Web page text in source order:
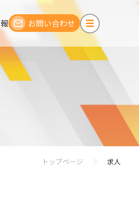
お問い合わせ
トップページ 求人